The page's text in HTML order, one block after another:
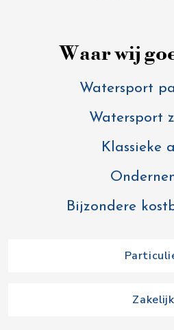
Waar wij
Watersport
Watersport
Klassieke
Bijzondere
Zakelijk